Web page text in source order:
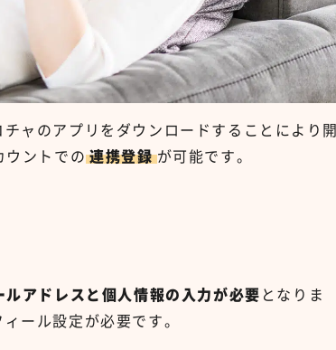
ャのアプリをダウンロードすることにより開
ウントでの 連携登録 が可能です。
ルアドレスと個人情報の入力が必要 となりま
ール設定が必要です。